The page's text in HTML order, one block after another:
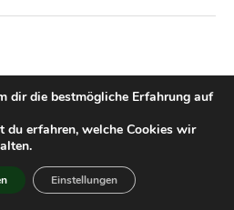
dir die bestmögliche Erfahrung auf
du erfahren, welche Cookies wir
Einstellungen